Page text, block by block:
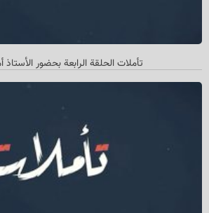
تأملات الحلقة الرابعة بحضور